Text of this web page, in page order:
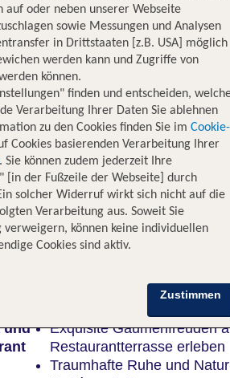
Lage Bewertungen
und
Exquisite Gaumenfreuden
Restaurantterrasse erleben
Traumhafte Ruhe und
auf oder neben unserer Webseite
sowie Messungen und Analysen
in Drittstaaten [z.B. USA] möglich
werden kann und Zugriffe von
können.
finden und entscheiden,
Verarbeitung Ihrer Daten Sie ablehnen
zu den Cookies finden Sie im Cookie-
Cookies basierenden Verarbeitung Ihrer
. Sie können zudem jederzeit Ihre
[in der Fußzeile der Webseite] durch
solcher Widerruf wirkt sich nicht auf die
Verarbeitung aus. Soweit Sie
können keine individuellen
Cookies sind aktiv.
Zustimmen